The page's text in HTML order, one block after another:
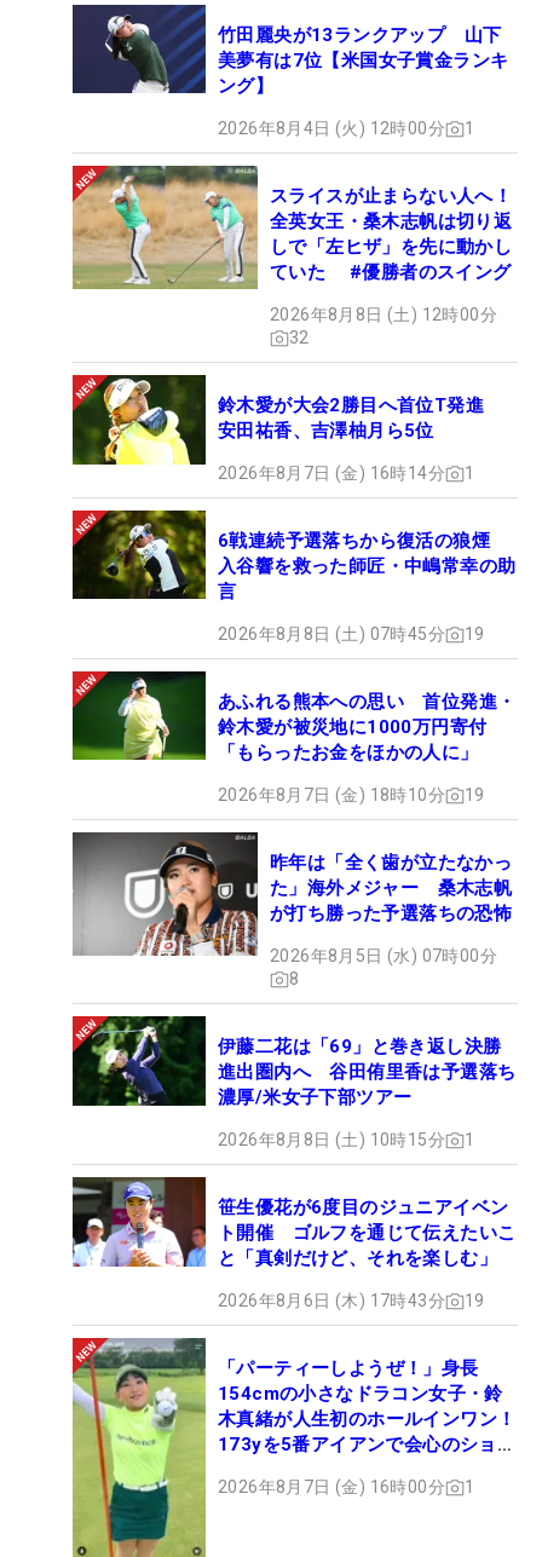
竹田麗央が13ランクアップ 山下
美夢有は7位【米国女子賞金ランキ
ング】
2026年8月4日 (火) 12時00分 1
スライスが止まらない人へ！
全英女王・桑木志帆は切り返
しで「左ヒザ」を先に動かし
ていた #優勝者のスイング
2026年8月8日 (土) 12時00分
32
鈴木愛が大会2勝目へ首位T発進
安田祐香、吉澤柚月ら5位
2026年8月7日 (金) 16時14分 1
6戦連続予選落ちから復活の狼煙
入谷響を救った師匠・中嶋常幸の助
言
2026年8月8日 (土) 07時45分 19
あふれる熊本への思い 首位発進・
鈴木愛が被災地に1000万円寄付
「もらったお金をほかの人に」
2026年8月7日 (金) 18時10分 19
昨年は「全く歯が立たなかっ
た」海外メジャー 桑木志帆
が打ち勝った予選落ちの恐怖
2026年8月5日 (水) 07時00分
8
伊藤二花は「69」と巻き返し決勝
進出圏内へ 谷田侑里香は予選落ち
濃厚/米女子下部ツアー
2026年8月8日 (土) 10時15分 1
笹生優花が6度目のジュニアイベン
ト開催 ゴルフを通じて伝えたいこ
と「真剣だけど、それを楽しむ」
2026年8月6日 (木) 17時43分 19
「パーティーしようぜ！」身長
154cmの小さなドラコン女子・鈴
木真緒が人生初のホールインワン！
173yを5番アイアンで会心のショッ
2026年8月7日 (金) 16時00分 1